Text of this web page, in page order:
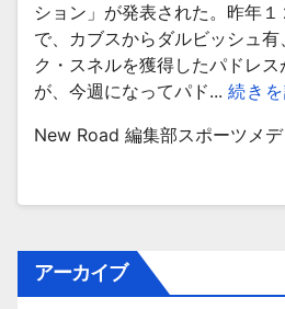
ション」が発表された。昨年
で、カブスからダルビッシュ
ク・スネルを獲得したパドレ
が、今週になってパド... 続き
New Road 編集部スポーツメ
アーカイブ